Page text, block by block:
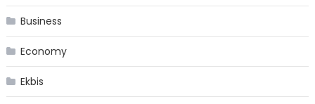
Business
Economy
Ekbis